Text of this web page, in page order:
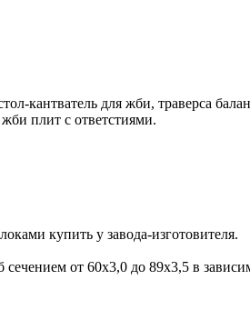
кантватель для жби, траверса
плит с ответстиями.
купить у завода-изготовителя.
от 60х3,0 до 89х3,5 в